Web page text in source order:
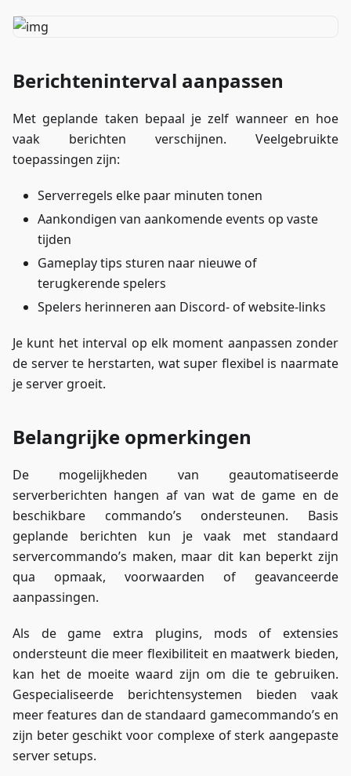
Berichteninterval aanpassen
Met geplande taken bepaal je zelf wanneer en hoe
vaak berichten verschijnen. Veelgebruikte
toepassingen zijn:
Serverregels elke paar minuten tonen
Aankondigen van aankomende events op vaste
tijden
Gameplay tips sturen naar nieuwe of
terugkerende spelers
Spelers herinneren aan Discord- of website-links
Je kunt het interval op elk moment aanpassen zonder
de server te herstarten, wat super flexibel is naarmate
je server groeit.
Belangrijke opmerkingen
De mogelijkheden van geautomatiseerde
serverberichten hangen af van wat de game en de
beschikbare commando’s ondersteunen. Basis
geplande berichten kun je vaak met standaard
servercommando’s maken, maar dit kan beperkt zijn
qua opmaak, voorwaarden of geavanceerde
aanpassingen.
Als de game extra plugins, mods of extensies
ondersteunt die meer flexibiliteit en maatwerk bieden,
kan het de moeite waard zijn om die te gebruiken.
Gespecialiseerde berichtensystemen bieden vaak
meer features dan de standaard gamecommando’s en
zijn beter geschikt voor complexe of sterk aangepaste
server setups.